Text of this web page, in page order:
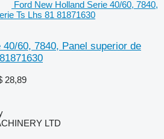
Ford New Holland Serie 40/60, 7840,
Ts Lhs 81 81871630
60, 7840, Panel superior de
28,89
LTD